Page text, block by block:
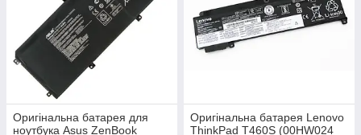
Оригінальна батарея для
ноутбука Asus ZenBook
Оригінальна батарея Lenovo
ThinkPad T460S (00HW024